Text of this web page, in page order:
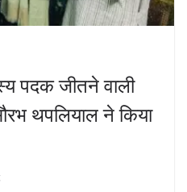
पदक जीतने वाली
थपलियाल ने किया